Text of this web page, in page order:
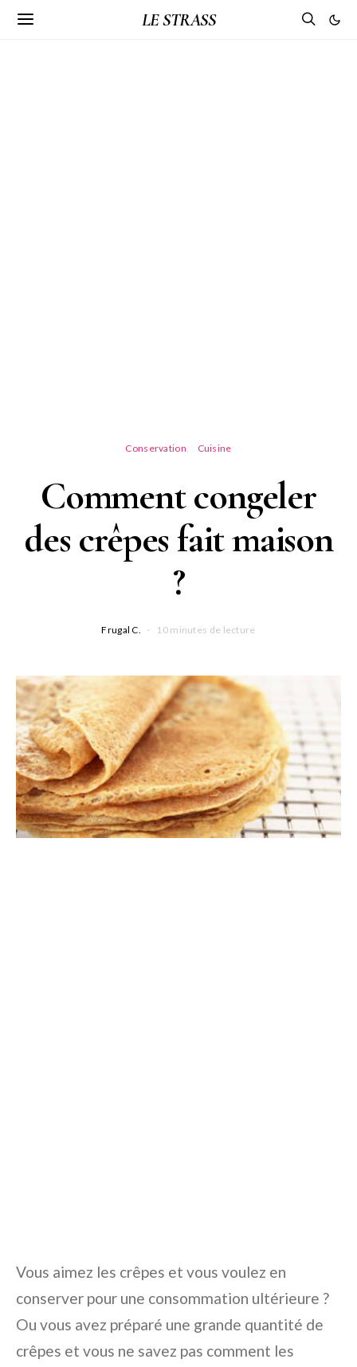
LE STRASS
Conservation Cuisine
Comment congeler
des crêpes fait maison
?
Frugal C. 10 minutes de lecture
Vous aimez les crêpes et vous voulez en
conserver pour une consommation ultérieure ?
Ou vous avez préparé une grande quantité de
crêpes et vous ne savez pas comment les